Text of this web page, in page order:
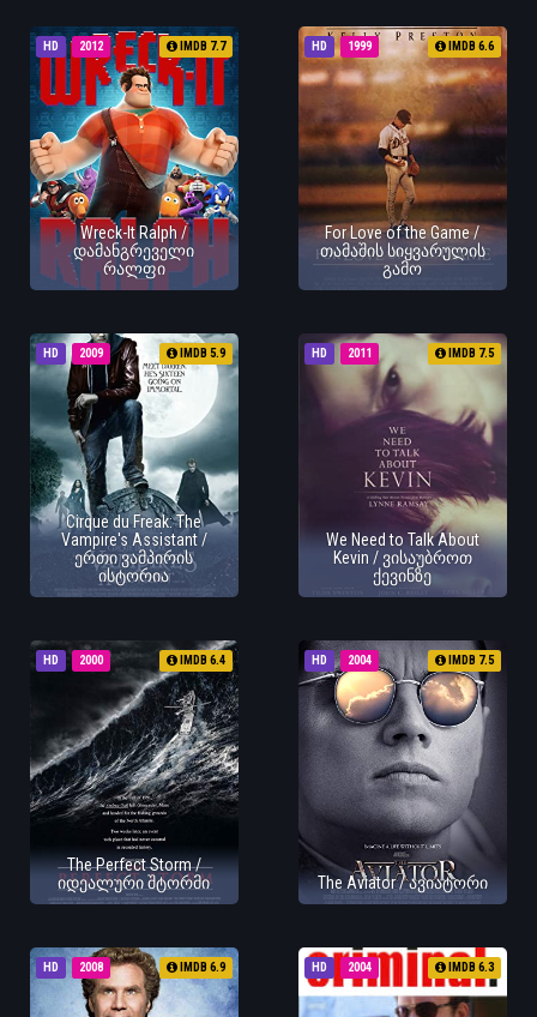
HD 2012 IMDB 7.7
Wreck-It Ralph /
დამანგრეველი
რალფი
HD 1999 IMDB 6.6
For Love of the Game /
თამაშის სიყვარულის
გამო
HD 2009 IMDB 5.9
Cirque du Freak: The
Vampire's Assistant /
ერთი ვამპირის
ისტორია
HD 2011 IMDB 7.5
We Need to Talk About
Kevin / ვისაუბროთ
ქევინზე
HD 2000 IMDB 6.4
The Perfect Storm /
იდეალური შტორმი
HD 2004 IMDB 7.5
The Aviator / ავიატორი
HD 2008 IMDB 6.9 HD 2004 IMDB 6.3